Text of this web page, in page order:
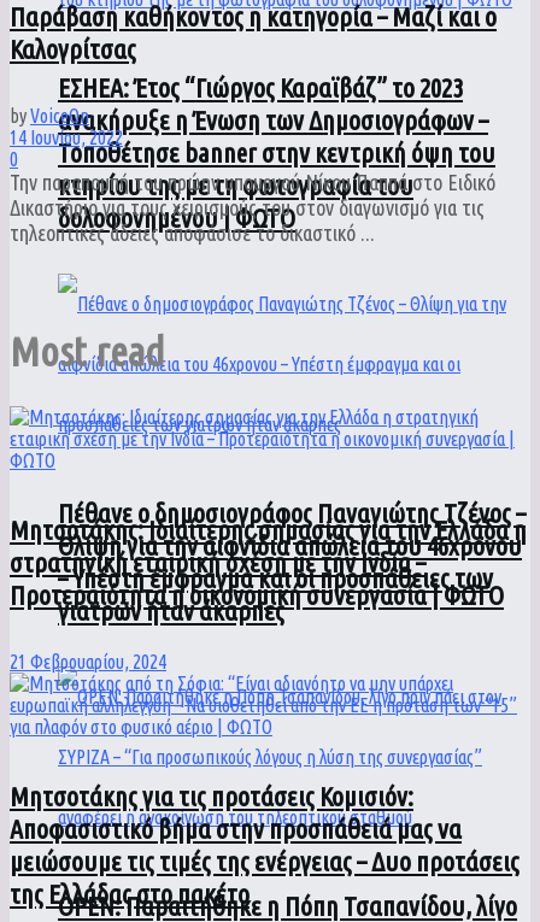
ΕΣΗΕΑ: Έτος “Γιώργος Καραϊβάζ” το 2023
ανακήρυξε η Ένωση των Δημοσιογράφων –
Τοποθέτησε banner στην κεντρική όψη του
κτηρίου της με τη φωτογραφία του
δολοφονημένου | ΦΩΤΟ
Πέθανε ο δημοσιογράφος Παναγιώτης Τζένος –
Θλίψη για την αιφνίδια απώλεια του 46χρονου
– Υπέστη έμφραγμα και οι προσπάθειες των
γιατρών ήταν άκαρπες
ΟPEN: Παραιτήθηκε η Πόπη Τσαπανίδου, λίγο
Παράβαση καθήκοντος η κατηγορία – Μαζί και ο
Καλογρίτσας
byVoiceOn
14 Ιουνίου, 2022
0
Την παραπομπή του πρώην υπουργού Νίκου Παππά στο Ειδικό
Δικαστήριο για τους χειρισμούς του στον διαγωνισμό για τις
τηλεοπτικές άδειες αποφάσισε το δικαστικό ...
Most read
Μητσοτάκης: Ιδιαίτερης σημασίας για την Ελλάδα η
στρατηγική εταιρική σχέση με την Ινδία –
Προτεραιότητα η οικονομική συνεργασία | ΦΩΤΟ
21 Φεβρουαρίου, 2024
Μητσοτάκης για τις προτάσεις Κομισιόν:
Αποφασιστικό βήμα στην προσπάθειά μας να
μειώσουμε τις τιμές της ενέργειας – Δυο προτάσεις
της Ελλάδας στο πακέτο